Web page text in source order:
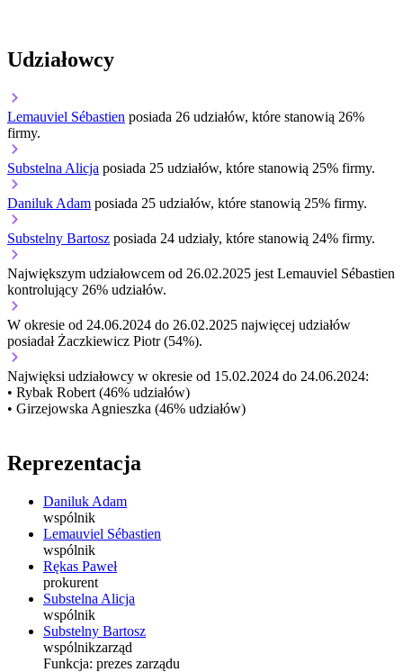
Udziałowcy
Lemauviel Sébastien posiada 26 udziałów, które stanowią 26%
firmy.
Substelna Alicja posiada 25 udziałów, które stanowią 25% firmy.
Daniluk Adam posiada 25 udziałów, które stanowią 25% firmy.
Substelny Bartosz posiada 24 udziały, które stanowią 24% firmy.
Największym udziałowcem od 26.02.2025 jest Lemauviel Sébastien
kontrolujący 26% udziałów.
W okresie od 24.06.2024 do 26.02.2025 najwięcej udziałów
posiadał Żaczkiewicz Piotr (54%).
Najwięksi udziałowcy w okresie od 15.02.2024 do 24.06.2024:
• Rybak Robert (46% udziałów)
• Girzejowska Agnieszka (46% udziałów)
Reprezentacja
Daniluk Adam
wspólnik
Lemauviel Sébastien
wspólnik
Rękas Paweł
prokurent
Substelna Alicja
wspólnik
Substelny Bartosz
wspólnikzarząd
Funkcja: prezes zarządu